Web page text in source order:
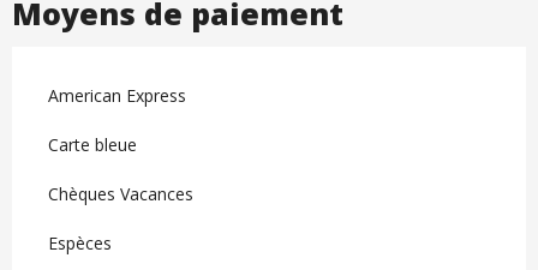
Moyens de paiement
American Express
Carte bleue
Chèques Vacances
Espèces